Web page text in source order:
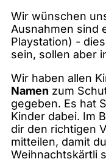
Wir wünschen
Ausnahmen sind
Playstation) -
sein, sollen aber
Wir haben allen
Namen zum
gegeben. Es hat
Kinder dabei. Im
dir den richtigen
mitteilen, damit
Weihnachtskärtli